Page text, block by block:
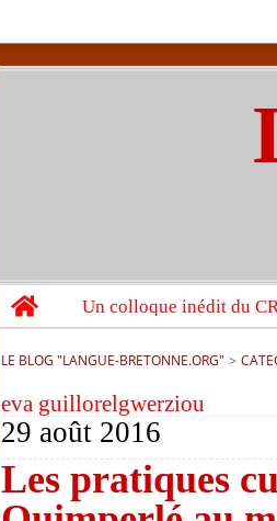
Home
LE BLOG "LANGUE-BRETONNE.ORG" >
eva guillorelgwerziou
29 août 2016
Les pratiques